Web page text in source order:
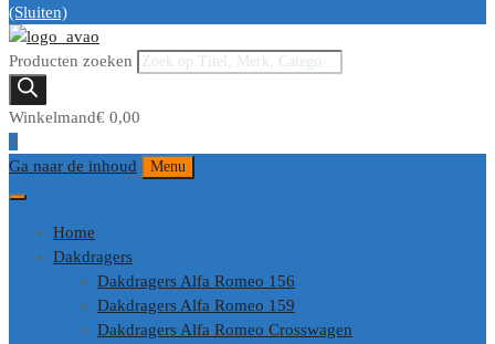
(Sluiten)
Producten zoeken
Winkelmand€ 0,00
0
Ga naar de inhoud
Menu
Home
Dakdragers
Dakdragers Alfa Romeo 156
Dakdragers Alfa Romeo 159
Dakdragers Alfa Romeo Crosswagen